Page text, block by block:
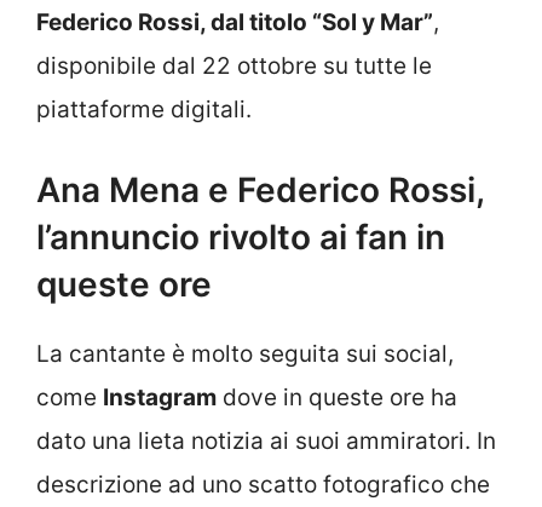
Federico Rossi, dal titolo “Sol y Mar”,
disponibile dal 22 ottobre su tutte le
piattaforme digitali.
Ana Mena e Federico Rossi,
l’annuncio rivolto ai fan in
queste ore
La cantante è molto seguita sui social,
come Instagram dove in queste ore ha
dato una lieta notizia ai suoi ammiratori. In
descrizione ad uno scatto fotografico che